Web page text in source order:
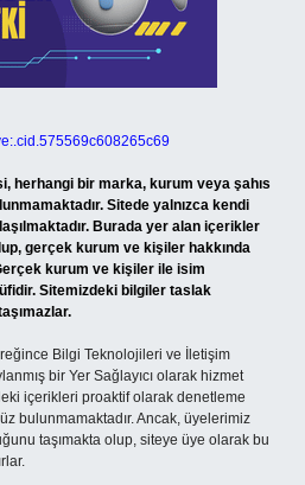
herhangi bir marka, kurum veya şahıs
Sitede yalnızca kendi
Burada yer alan içerikler
gerçek kurum ve kişiler hakkında
kurum ve kişiler ile isim
Sitemizdeki bilgiler taslak
Bilgi Teknolojileri ve İletişim
bir Yer Sağlayıcı olarak hizmet
içerikleri proaktif olarak denetleme
bulunmamaktadır. Ancak, üyelerimiz
taşımakta olup, siteye üye olarak bu